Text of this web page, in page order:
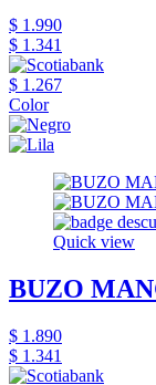
$ 1.990
$ 1.341
$ 1.267
Color
Quick view
BUZO
$ 1.890
$ 1.341